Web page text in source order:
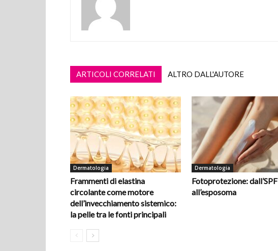
ARTICOLI CORRELATI ALTRO DALL'AUTORE
Dermatologia
Frammenti di elastina
circolante come motore
dell’invecchiamento sistemico:
la pelle tra le fonti principali
Dermatologia
Fotoprotezione: dall’SPF
all’esposoma